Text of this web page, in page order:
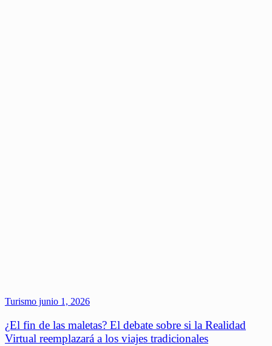
Turismo junio 1, 2026
¿El fin de las maletas? El debate sobre si la Realidad
Virtual reemplazará a los viajes tradicionales